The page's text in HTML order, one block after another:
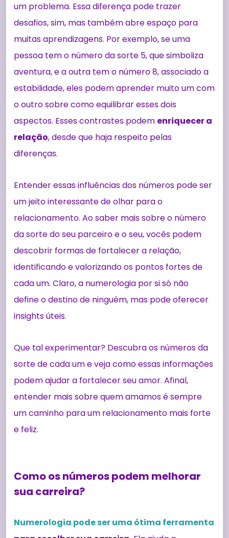
um problema. Essa diferença pode trazer
desafios, sim, mas também abre espaço para
muitas aprendizagens. Por exemplo, se uma
pessoa tem o número da sorte 5, que simboliza
aventura, e a outra tem o número 8, associado a
estabilidade, eles podem aprender muito um com
o outro sobre como equilibrar esses dois
aspectos. Esses contrastes podem enriquecer a
relação, desde que haja respeito pelas
diferenças.
Entender essas influências dos números pode ser
um jeito interessante de olhar para o
relacionamento. Ao saber mais sobre o número
da sorte do seu parceiro e o seu, vocês podem
descobrir formas de fortalecer a relação,
identificando e valorizando os pontos fortes de
cada um. Claro, a numerologia por si só não
define o destino de ninguém, mas pode oferecer
insights úteis.
Que tal experimentar? Descubra os números da
sorte de cada um e veja como essas informações
podem ajudar a fortalecer seu amor. Afinal,
entender mais sobre quem amamos é sempre
um caminho para um relacionamento mais forte
e feliz.
Como os números podem melhorar
sua carreira?
Numerologia pode ser uma ótima ferramenta